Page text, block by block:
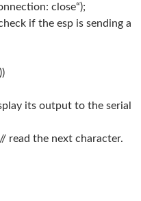
close“);
if the esp is sending a
its output to the serial
read the next character.